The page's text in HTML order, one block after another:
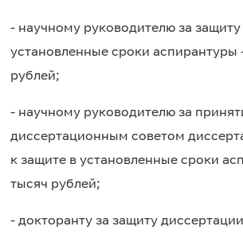
- научному руководителю за
установленные сроки аспирантуры
рублей;
- научному руководителю за
диссертационным советом
к защите в установленные сроки
тысяч рублей;
- докторанту за защиту